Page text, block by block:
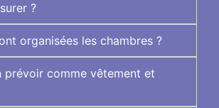
?
organisées les chambres ?
prévoir comme vêtement et